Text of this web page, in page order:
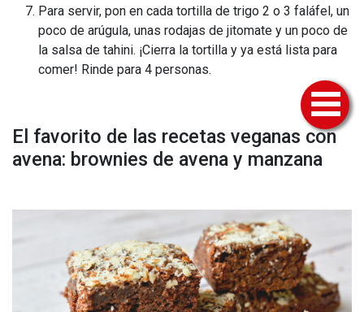
Para servir, pon en cada tortilla de trigo 2 o 3 faláfel, un
poco de arúgula, unas rodajas de jitomate y un poco de
la salsa de tahini. ¡Cierra la tortilla y ya está lista para
comer! Rinde para 4 personas.
El favorito de las recetas veganas con
avena: brownies de avena y manzana